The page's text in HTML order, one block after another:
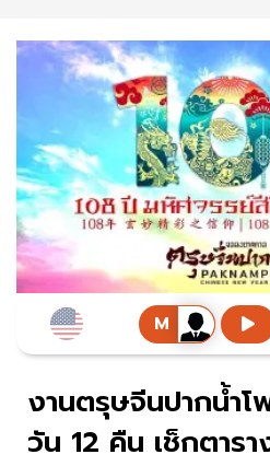
งานตรุษจีนปากน้ำ
วัน 12 คืน เช็กตาร